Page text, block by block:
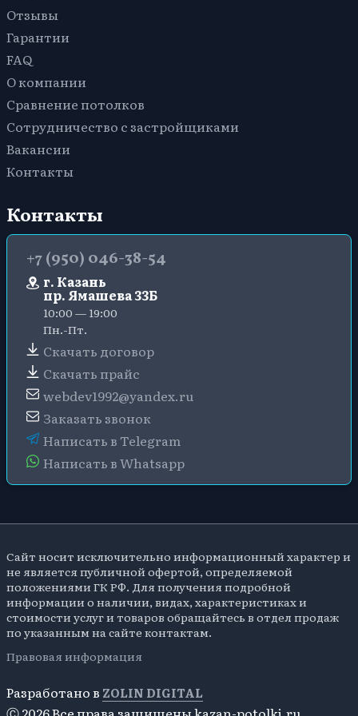
Отзывы
Гарантии
FAQ
О компании
Сравнение потолков
Сотрудничество с застройщиками
Вакансии
Контакты
Контакты
+7 (950) 046-38-54
г. Казань
пр. Ямашева 33Б
10:00 — 19:00
Пн.-Пт.
Скачать договор
Скачать прайс
webdev1992@yandex.ru
Заказать звонок
Написать в Telegram
Написать в Whatsapp
Сайт носит исключительно информационный характер и
не является публичной офертой, определяемой
положениями ГК РФ. Для получения подробной
информации о наличии, видах, характеристиках и
стоимости услуг и товаров обращайтесь в отдел продаж
по указанным на сайте контактам.
Правовая информация
Разработано в ZOLIN DIGITAL